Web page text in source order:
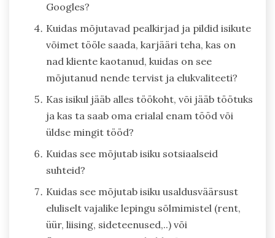
Googles?
Kuidas mõjutavad pealkirjad ja pildid isikute
võimet tööle saada, karjääri teha, kas on
nad kliente kaotanud, kuidas on see
mõjutanud nende tervist ja elukvaliteeti?
Kas isikul jääb alles töökoht, või jääb töötuks
ja kas ta saab oma erialal enam tööd või
üldse mingit tööd?
Kuidas see mõjutab isiku sotsiaalseid
suhteid?
Kuidas see mõjutab isiku usaldusväärsust
eluliselt vajalike lepingu sõlmimistel (rent,
üür, liising, sideteenused,..) või